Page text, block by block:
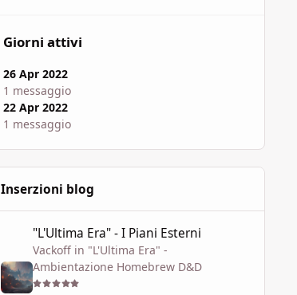
Giorni attivi
26 Apr 2022
1 messaggio
22 Apr 2022
1 messaggio
Inserzioni blog
"L'Ultima Era" - I Piani Esterni
Vackoffin "L'Ultima Era" -
Ambientazione Homebrew D&D